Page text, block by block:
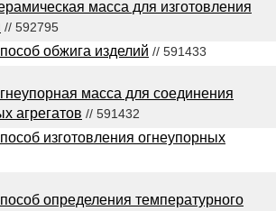
масса для изготовления
// 592795
обжига изделий // 591433
масса для соединения
агрегатов // 591432
изготовления огнеупорных
определения температурного